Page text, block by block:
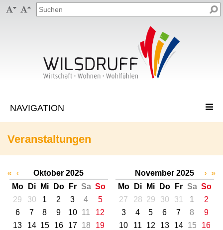
 
Veranstaltungen
« ‹
Oktober 2025
Mo
Di Mi Do Fr Sa So
29
30 1 2 3 4
5
6
7 8 9 10 11
12
13
14 15 16 17 18
19
November 2025
Mo
Di Mi Do Fr Sa So
27
28 29 30 31 1
2
3
4 5 6 7 8
9
10
11 12 13 14 15
16
› »